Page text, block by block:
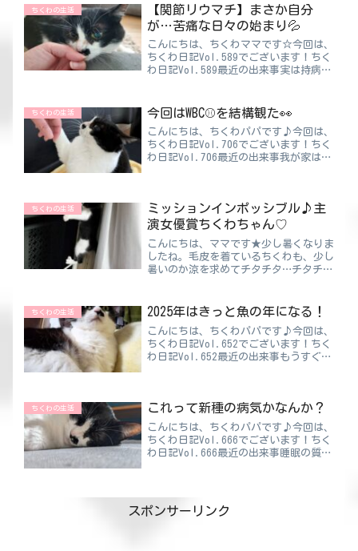
いしく感じています😲でもサンマと違
ってアジってなかなか食卓に...
ちくわの生活
【関節リウマチ】まさか自分
が…苦痛な日々の始まり💦
こんにちは、ちくわママです☆今回は、
ちくわ日記Vol.589でございます！ちく
わ日記Vol.589最近の出来事実は持病も
関節リウマチって知ってます？恥ずかし
ながら私は一...
ちくわの生活 今回はWBC⚾を結構観た👀
こんにちは、ちくわパパです♪今回は、
ちくわ日記Vol.706でございます！ちく
わ日記Vol.706最近の出来事我が家は
や...
ちくわの生活
ミッションインポッシブル♪主
演女優賞ちくわちゃん♡
こんにちは、ママです★少し暑くなりま
したね。毛皮を着ているちくわも、少し
暑いのか涼を求めてチタチタ…チタチ
に狙いすましたかのようにダイブ〜☆う
ーん…それだけはやめてほし...
ちくわの生活 2025年はきっと魚の年になる！
こんにちは、ちくわパパです♪今回は、
ちくわ日記Vol.652でございます！ちく
わ日記Vol.652最近の出来事もうすぐや
代表的な秋の...
ちくわの生活 これって新種の病気かなんか？
こんにちは、ちくわパパです♪今回は、
ちくわ日記Vol.666でございます！ちく
わ日記Vol.666最近の出来事睡眠の質が
る１つが“夜...
スポンサーリンク